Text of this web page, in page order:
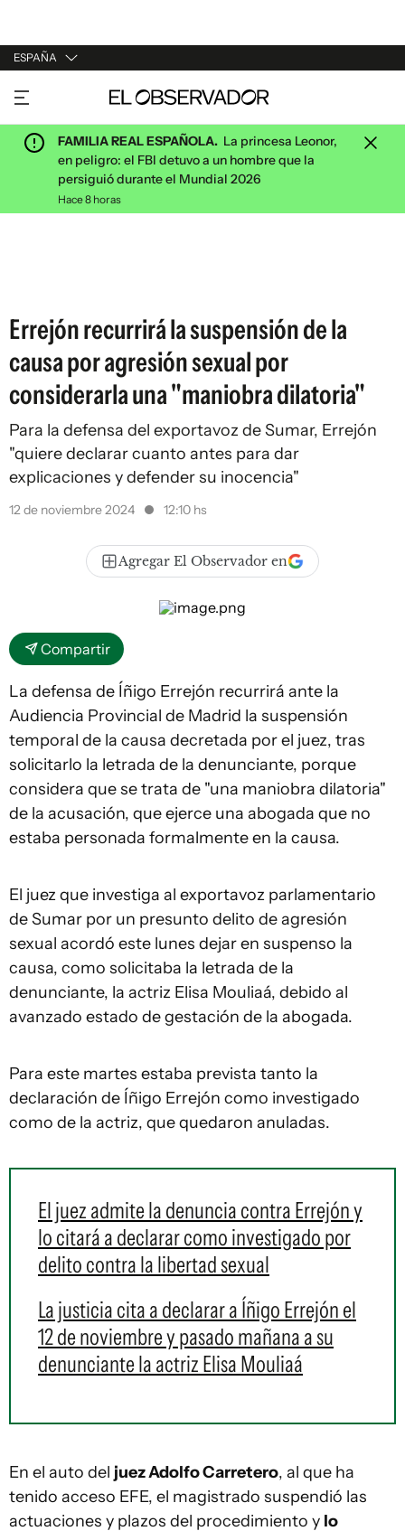
ESPAÑA
URUGUAY
ARGENTINA
ESPAÑA
ESTADOS UNIDOS
FAMILIA REAL ESPAÑOLA. La princesa Leonor,
en peligro: el FBI detuvo a un hombre que la
persiguió durante el Mundial 2026
Hace 8 horas
Errejón recurrirá la suspensión de la
causa por agresión sexual por
considerarla una "maniobra dilatoria"
Para la defensa del exportavoz de Sumar, Errejón
"quiere declarar cuanto antes para dar
explicaciones y defender su inocencia"
12 de noviembre 2024 12:10 hs
Agregar El Observador en
Compartir
La defensa de Íñigo Errejón recurrirá ante la
Audiencia Provincial de Madrid la suspensión
temporal de la causa decretada por el juez, tras
solicitarlo la letrada de la denunciante, porque
considera que se trata de "una maniobra dilatoria"
de la acusación, que ejerce una abogada que no
estaba personada formalmente en la causa.
El juez que investiga al exportavoz parlamentario
de Sumar por un presunto delito de agresión
sexual acordó este lunes dejar en suspenso la
causa, como solicitaba la letrada de la
denunciante, la actriz Elisa Mouliaá, debido al
avanzado estado de gestación de la abogada.
Para este martes estaba prevista tanto la
declaración de Íñigo Errejón como investigado
como de la actriz, que quedaron anuladas.
El juez admite la denuncia contra Errejón y
lo citará a declarar como investigado por
delito contra la libertad sexual
La justicia cita a declarar a Íñigo Errejón el
12 de noviembre y pasado mañana a su
denunciante la actriz Elisa Mouliaá
En el auto del juez Adolfo Carretero, al que ha
tenido acceso EFE, el magistrado suspendió las
actuaciones y plazos del procedimiento y lo